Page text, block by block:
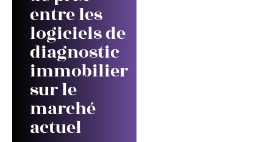
entre les
logiciels de
diagnostic
immobilier
sur le
marché
actuel